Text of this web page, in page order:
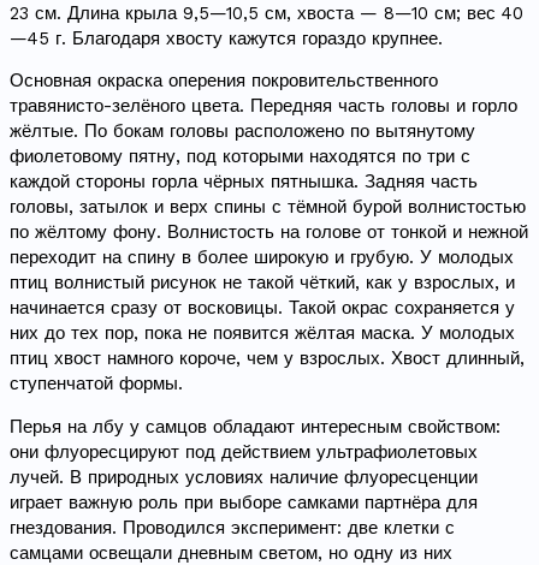
23 см. Длина крыла 9,5—10,5 см, хвоста — 8—10 см; вес 40
—45 г. Благодаря хвосту кажутся гораздо крупнее.
Основная окраска оперения покровительственного
травянисто-зелёного цвета. Передняя часть головы и горло
жёлтые. По бокам головы расположено по вытянутому
фиолетовому пятну, под которыми находятся по три с
каждой стороны горла чёрных пятнышка. Задняя часть
головы, затылок и верх спины с тёмной бурой волнистостью
по жёлтому фону. Волнистость на голове от тонкой и нежной
переходит на спину в более широкую и грубую. У молодых
птиц волнистый рисунок не такой чёткий, как у взрослых, и
начинается сразу от восковицы. Такой окрас сохраняется у
них до тех пор, пока не появится жёлтая маска. У молодых
птиц хвост намного короче, чем у взрослых. Хвост длинный,
ступенчатой формы.
Перья на лбу у самцов обладают интересным свойством:
они флуоресцируют под действием ультрафиолетовых
лучей. В природных условиях наличие флуоресценции
играет важную роль при выборе самками партнёра для
гнездования. Проводился эксперимент: две клетки с
самцами освещали дневным светом, но одну из них